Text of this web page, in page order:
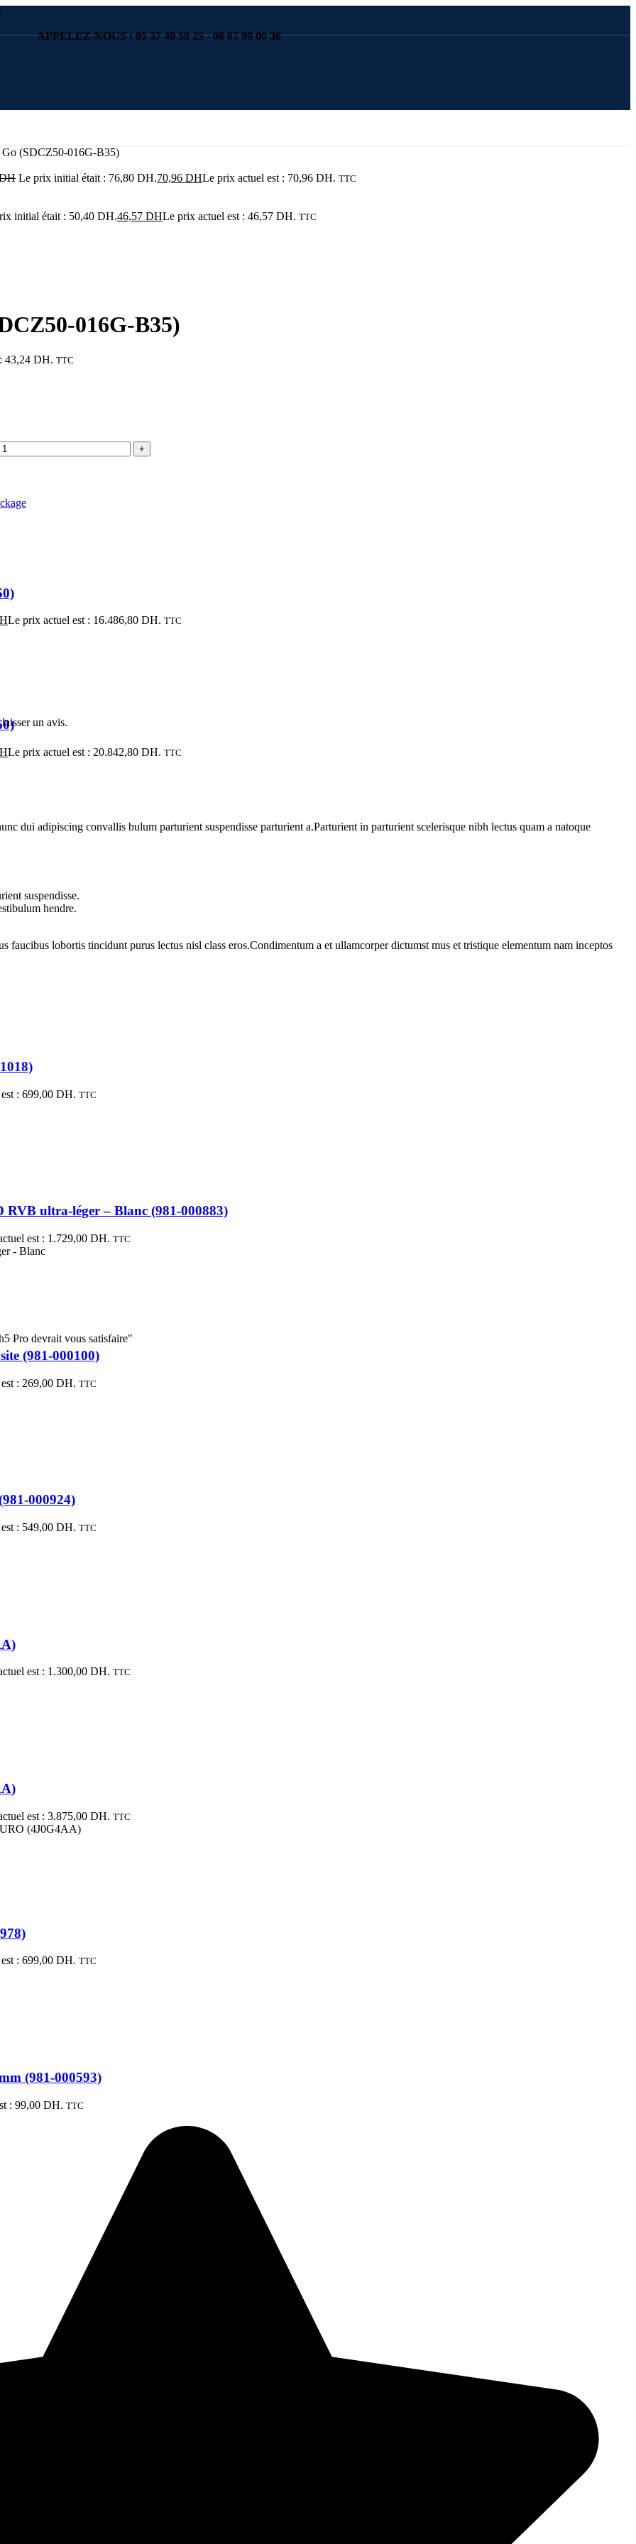
APPELEZ-NOUS : 05 37 40 59 25 - 06 67 99 00 36
Le prix actuel est : 16.486,80 DH. TTC
Le prix actuel est : 20.842,80 DH. TTC
Pro devrait vous satisfaire"
(SDCZ50-016G-B35)
Le prix initial était : 76,80 DH.70,96 DHLe prix actuel est : 70,96 DH. TTC
initial était : 50,40 DH.46,57 DHLe prix actuel est : 46,57 DH. TTC
016G-B35)
43,24 DH. TTC
un avis.
dui adipiscing convallis bulum parturient suspendisse parturient a.Parturient in parturient scelerisque nibh lectus quam a natoque
suspendisse.
hendre.
faucibus lobortis tincidunt purus lectus nisl class eros.Condimentum a et ullamcorper dictumst mus et tristique elementum nam inceptos
: 699,00 DH. TTC
ultra-léger – Blanc (981-000883)
est : 1.729,00 DH. TTC
- Blanc
(981-000100)
: 269,00 DH. TTC
000924)
: 549,00 DH. TTC
est : 1.300,00 DH. TTC
est : 3.875,00 DH. TTC
(4J0G4AA)
: 699,00 DH. TTC
(981-000593)
: 99,00 DH. TTC